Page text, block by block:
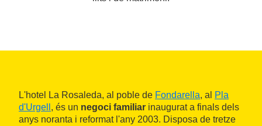
L'hotel La Rosaleda, al poble de Fondarella, al
Pla
d'Urgell , és un negoci familiar inaugurat a finals dels
anys noranta i reformat l'any 2003. Disposa de tretze